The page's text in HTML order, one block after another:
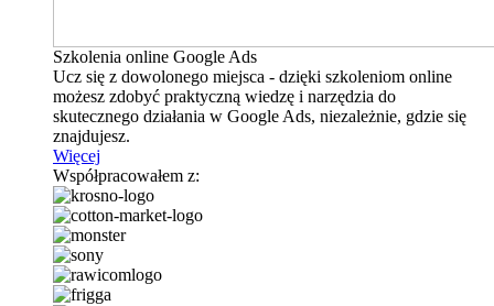
Szkolenia online Google Ads
Ucz się z dowolonego miejsca - dzięki szkoleniom online
możesz zdobyć praktyczną wiedzę i narzędzia do
skutecznego działania w Google Ads, niezależnie, gdzie się
znajdujesz.
Więcej
Współpracowałem z: